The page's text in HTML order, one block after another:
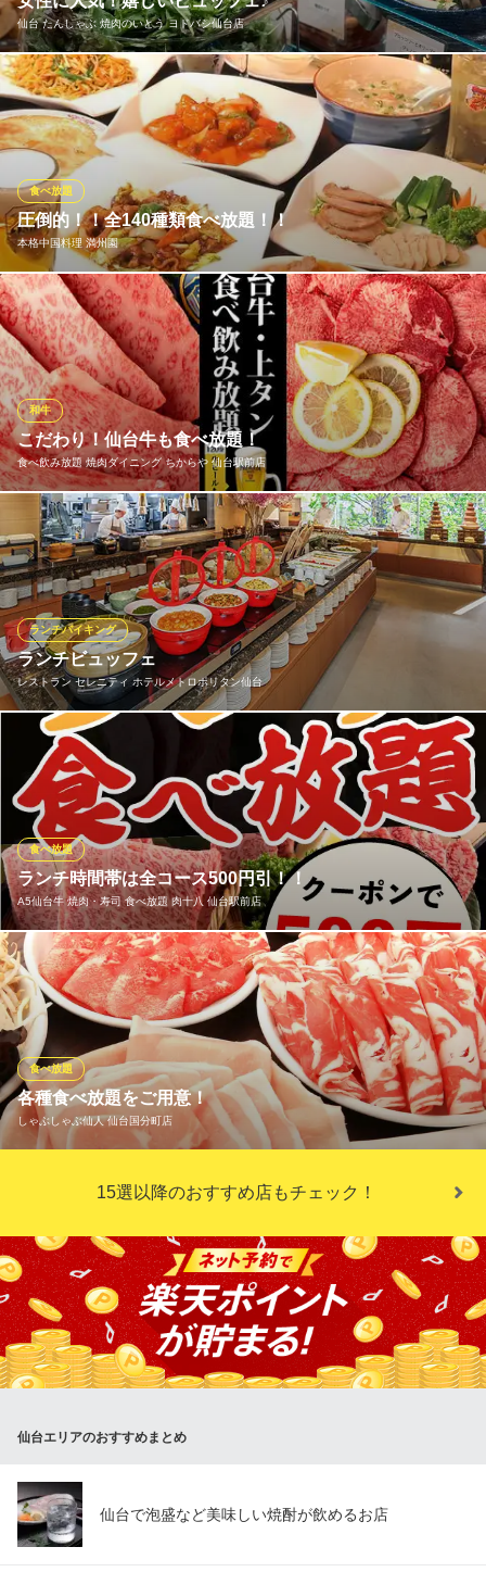
仙台市営地下鉄南北線仙台駅 徒歩3分
宮城県仙台市青葉区中央1-8-22 2F
仙台 たんしゃぶ 焼肉のいとう ヨドバシ仙台店
女性に人気のビュッフェコーナーをご用意しております♪季節の野
菜を使用したサラダや一品料理、冷菜、お惣菜が充実！また仙台
牛などのお肉を使用した肉料理、子供にも嬉しいカレーやスー
プ、ライスも食べ放題で楽しる！さらにデザートも常時5～6種類
あるのでコスパ最高！是非ちょっと贅沢なランチやご家族でご利
用下さい！
仙台 たんしゃぶ 焼肉のいとう ヨドバシ仙台店
仙台たんしゃぶ×焼肉
ＪＲ仙台駅 徒歩1分
宮城県仙台市宮城野区榴岡1-3-1 ヨドバシ仙台第一ビル6F
圧倒的！！全140種類食べ放題！！
本格中国料理 満州園
食べ放題
本場の中華をお腹いっぱい堪能できる上に2時間飲み放題まで付い
てクーポンご利用で3980円→3600円！！！ 満州園懇親の本格中
華料理をご賞味ください！
本格中国料理 満州園
食べ飲み放題のあるお店
仙台市営地下鉄南北線北四番丁駅 徒歩2分
宮城県仙台市青葉区木町通2-1-15
こだわり！仙台牛も食べ放題！
食べ飲み放題 焼肉ダイニング ちからや 仙台駅前店
和牛
当店はなんと仙台牛も食べ放題コースに取り入れております。仙
台牛の柔らかさや引き締まった赤身と適度な霜降りが口の中でと
ろける味わいは一級品です。オーナー自ら目利きした特上の素材
をご提供。お手頃価格でお試し頂けるコースもございますので、
ぜひ一度ご賞味ください。
食べ飲み放題 焼肉ダイニング ちからや 仙台駅前店
仙台駅 焼肉 食べ放題
ＪＲ仙台駅西口 徒歩5分
宮城県仙台市青葉区中央1-8-25 マジェスティビル4F
ランチビュッフェ
レストラン セレニティ ホテルメトロポリタン仙台
ランチバイキング
西洋料理・日本料理・中国料理・スイーツ、合わせて約80種類を
ご用意。
レストラン セレニティ ホテルメトロポリタン仙台
フレンチレストラン
ＪＲ仙台駅西口 徒歩1分
宮城県仙台市青葉区中央1-1-1 ホテルメトロポリタン仙台
ランチ時間帯は全コース500円引！！
A5仙台牛 焼肉・寿司 食べ放題 肉十八 仙台駅前店
食べ放題
ランチ時間帯は【全コース500円引】でお得に焼肉食べ放題が楽し
めます！ 是非この機会に当店をご利用下さいませ！
A5仙台牛 焼肉・寿司 食べ放題 肉十八 仙台駅前店
焼肉 寿司 食べ放題
仙台市営地下鉄南北線仙台駅 徒歩2分
宮城県仙台市青葉区中央1-7-1 第一志ら梅ビル8F
各種食べ放題をご用意！
しゃぶしゃぶ仙人 仙台国分町店
食べ放題
食べ放題も可能！仙台ならではの牛タンや北海道名物のラムしゃ
しゃぶしゃぶ仙人 仙台国分町店
しゃぶしゃぶ食べ放題
仙台市営地下鉄南北線勾当台公園駅 徒歩4分
宮城県仙台市青葉区国分町2-10-10 勝徳ビル第5号2F
15選以降のおすすめ店もチェック！
仙台エリアのおすすめまとめ
仙台で泡盛など美味しい焼酎が飲めるお店